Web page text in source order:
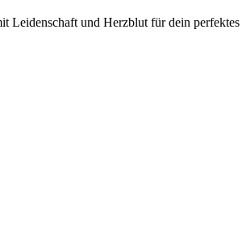
Leidenschaft und Herzblut für dein